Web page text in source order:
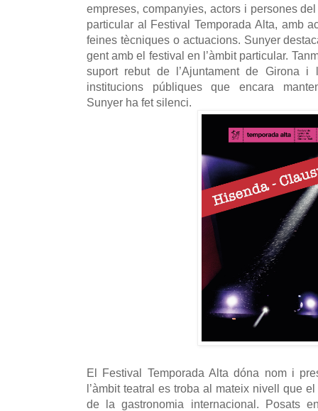
empreses, companyies, actors i persones
particular al Festival Temporada Alta, amb
feines tècniques o actuacions. Sunyer
gent amb el festival en l’àmbit particular.
suport rebut de l’Ajuntament de Girona
institucions públiques que encara
Sunyer ha fet silenci.
El Festival Temporada Alta dóna nom i
l’àmbit teatral es troba al mateix nivell que
de la gastronomia internacional. Posats